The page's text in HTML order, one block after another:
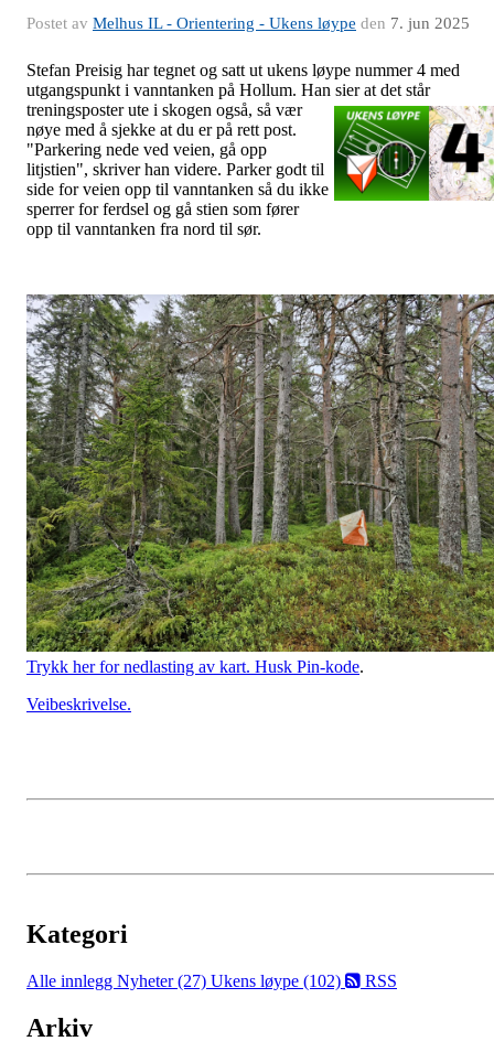
Postet av Melhus IL - Orientering - Ukens løype den 7. jun 2025
Stefan Preisig har tegnet og satt ut ukens løype nummer 4 med
utgangspunkt i vanntanken på Hollum. Han sier at det står
treningsposter ute i skogen også, så vær
nøye med å sjekke at du er på rett post.
"Parkering nede ved veien, gå opp
litjstien", skriver han videre. Parker godt til
side for veien opp til vanntanken så du ikke
sperrer for ferdsel og gå stien som fører
opp til vanntanken fra nord til sør.
Trykk her for nedlasting av kart. Husk Pin-kode.
Veibeskrivelse.
Kategori
Alle innlegg Nyheter (27) Ukens løype (102) RSS
Arkiv